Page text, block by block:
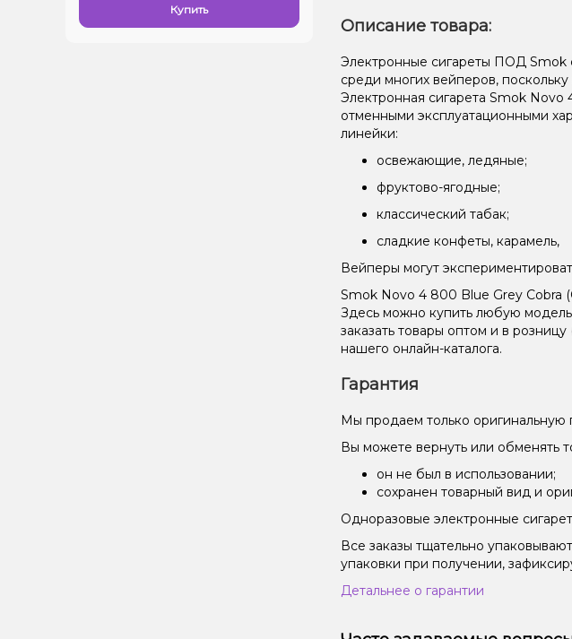
Купить
Описание товара:
Электронные сигареты ПОД Smok
среди многих вейперов,
Электронная сигарета Smok
отменными эксплуатационными
линейки:
освежающие, ледяные;
фруктово-ягодные;
классический табак;
сладкие конфеты, карамель,
Вейперы могут
Smok Novo 4 800 Blue Grey Cobra
Здесь можно купить любую
заказать товары оптом и в
нашего онлайн-каталога.
Гарантия
Мы продаем только
Вы можете вернуть или обменять
он не был в использовании;
сохранен товарный вид и
Одноразовые электронные
Все заказы тщательно
упаковки при получении,
Детальнее о гарантии